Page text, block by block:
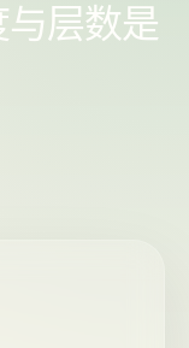
层数是